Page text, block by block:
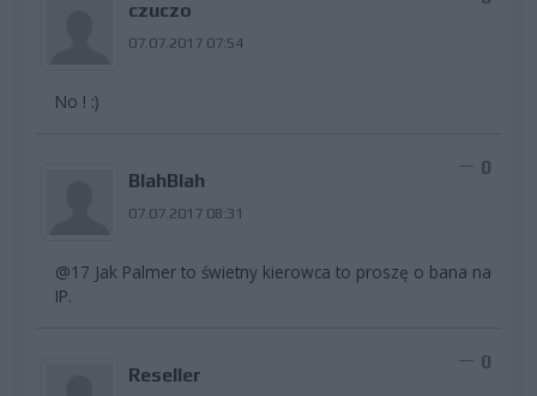
czuczo
07.07.2017 07:54
No ! :)
BlahBlah
07.07.2017 08:31
0
@17 Jak Palmer to świetny kierowca to proszę o bana na
IP.
Reseller
0